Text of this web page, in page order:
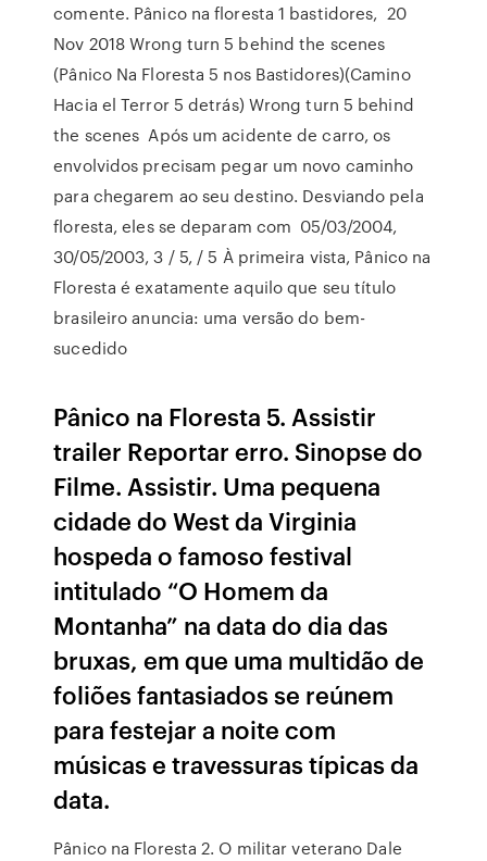
comente. Pânico na floresta 1 bastidores, 20
Nov 2018 Wrong turn 5 behind the scenes
(Pânico Na Floresta 5 nos Bastidores)(Camino
Hacia el Terror 5 detrás) Wrong turn 5 behind
the scenes Após um acidente de carro, os
envolvidos precisam pegar um novo caminho
para chegarem ao seu destino. Desviando pela
floresta, eles se deparam com 05/03/2004,
30/05/2003, 3 / 5, / 5 À primeira vista, Pânico na
Floresta é exatamente aquilo que seu título
brasileiro anuncia: uma versão do bem-
sucedido
Pânico na Floresta 5. Assistir
trailer Reportar erro. Sinopse do
Filme. Assistir. Uma pequena
cidade do West da Virginia
hospeda o famoso festival
intitulado “O Homem da
Montanha” na data do dia das
bruxas, em que uma multidão de
foliões fantasiados se reúnem
para festejar a noite com
músicas e travessuras típicas da
data.
Pânico na Floresta 2. O militar veterano Dale